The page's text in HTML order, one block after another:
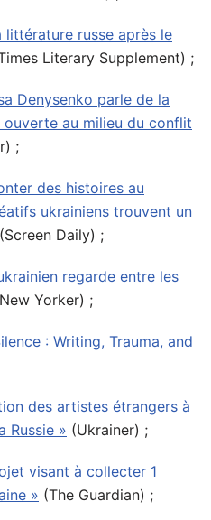
littérature russe après le
Literary Supplement) ;
Denysenko parle de la
ouverte au milieu du conflit
;
des histoires au
ukrainiens trouvent un
(Screen Daily) ;
regarde entre les
Yorker) ;
: Writing, Trauma, and
des artistes étrangers à
Russie » (Ukrainer) ;
visant à collecter 1
» (The Guardian) ;